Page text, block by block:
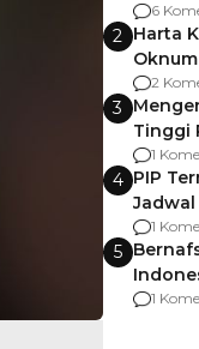
6
2 Harta
2
3
Tinggi
Usai
1
4 PIP
Jadwal
agar
1
5
1